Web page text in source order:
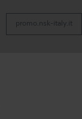
promo.nsk-italy.it